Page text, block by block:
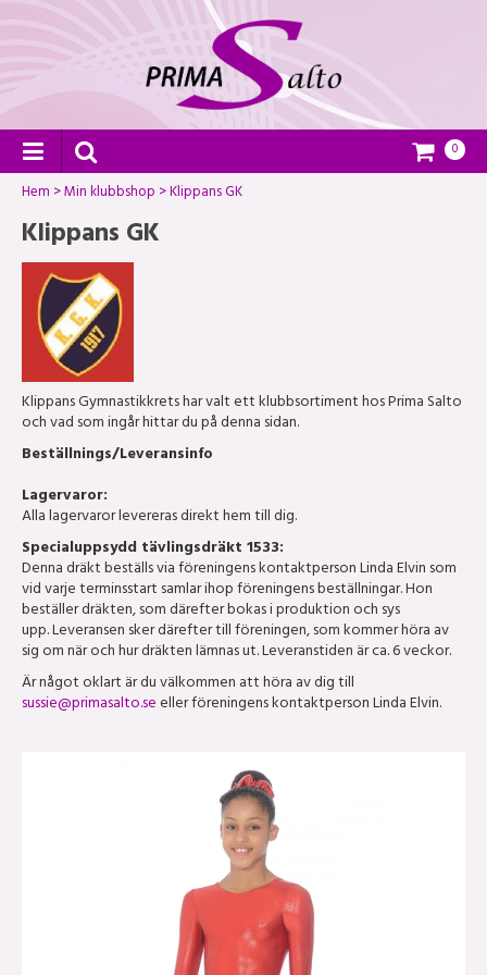
0
Hem >Min klubbshop >Klippans GK
Klippans GK
Klippans Gymnastikkrets har valt ett klubbsortiment hos Prima Salto
och vad som ingår hittar du på denna sidan.
Beställnings/Leveransinfo
Lagervaror:
Alla lagervaror levereras direkt hem till dig.
Specialuppsydd tävlingsdräkt 1533:
Denna dräkt beställs via föreningens kontaktperson Linda Elvin som
vid varje terminsstart samlar ihop föreningens beställningar. Hon
beställer dräkten, som därefter bokas i produktion och sys
upp. Leveransen sker därefter till föreningen, som kommer höra av
sig om när och hur dräkten lämnas ut. Leveranstiden är ca. 6 veckor.
Är något oklart är du välkommen att höra av dig till
sussie@primasalto.seeller föreningens kontaktperson Linda Elvin.